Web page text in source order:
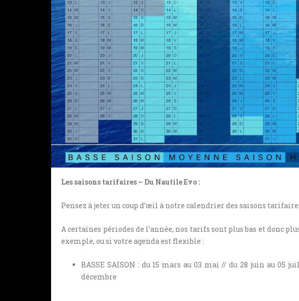
Les saisons tarifaires – Du Nautile Evo :
Pensez à jeter un coup d’œil à notre calendrier des saisons
A certaines périodes de l’année, nos tarifs sont plus bas et donc
exemple, ou si votre agenda est flexible :
BASSE SAISON : du 15 mars au 03 mai // du 28 juin au 05
décembre